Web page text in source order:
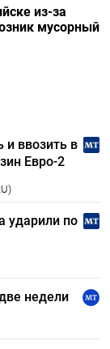
из-за
мусорный